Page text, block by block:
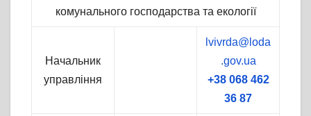
комунального господарства та екології
Начальник
управління
lvivrda@loda
.gov.ua
+38 068 462
36 87